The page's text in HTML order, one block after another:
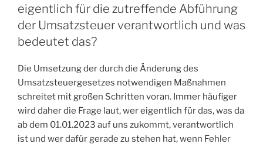
eigentlich für die zutreffende Abführung
der Umsatzsteuer verantwortlich und was
bedeutet das?
Die Umsetzung der durch die Änderung des
Umsatzsteuergesetzes notwendigen Maßnahmen
schreitet mit großen Schritten voran. Immer häufiger
wird daher die Frage laut, wer eigentlich für das, was da
ab dem 01.01.2023 auf uns zukommt, verantwortlich
ist und wer dafür gerade zu stehen hat, wenn Fehler